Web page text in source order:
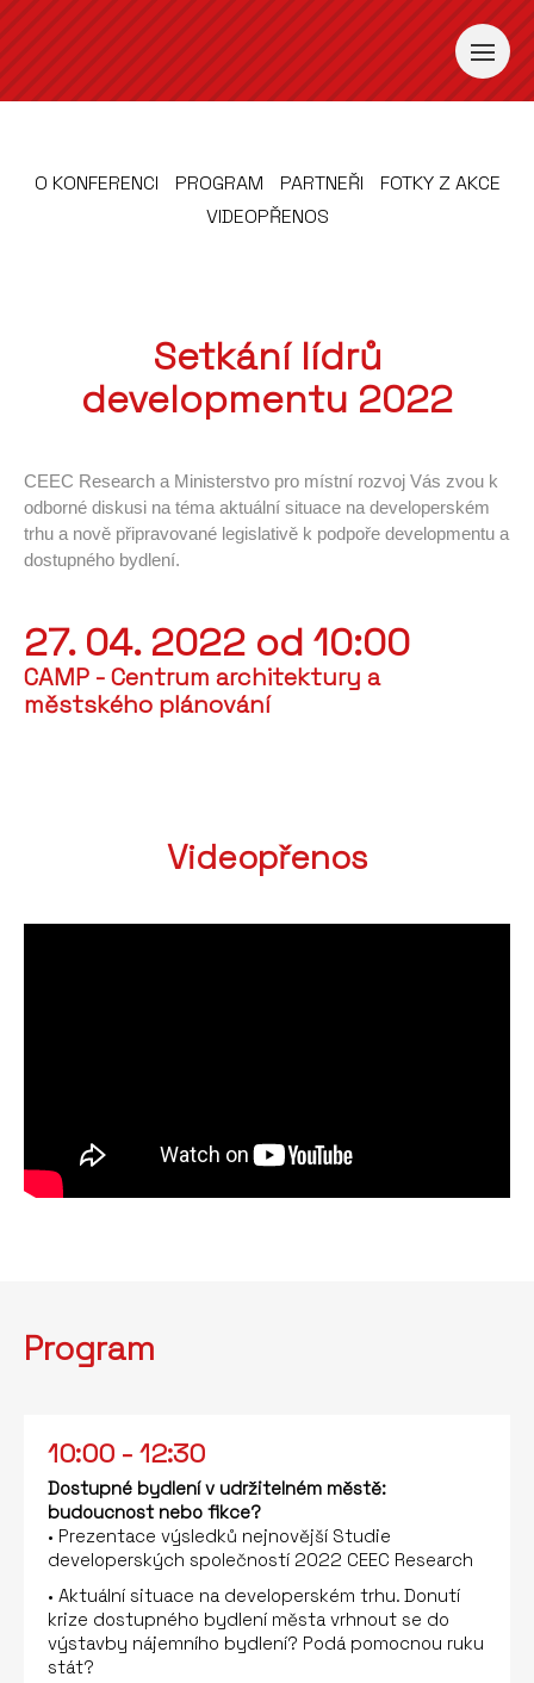
O KONFERENCI PROGRAM PARTNEŘI
FOTKY Z AKCE
VIDEOPŘENOS
Setkání lídrů
developmentu 2022
CEEC Research a Ministerstvo pro místní rozvoj Vás zvou k
odborné diskusi na téma aktuální situace na developerském
trhu a nově připravované legislativě k podpoře developmentu a
dostupného bydlení.
27. 04. 2022 od 10:00
CAMP - Centrum architektury a
městského plánování
Videopřenos
Program
10:00 - 12:30
Dostupné bydlení v udržitelném městě:
budoucnost nebo fikce?
• Prezentace výsledků nejnovější Studie
developerských společností 2022 CEEC Research
• Aktuální situace na developerském trhu. Donutí
krize dostupného bydlení města vrhnout se do
výstavby nájemního bydlení? Podá pomocnou ruku
stát?